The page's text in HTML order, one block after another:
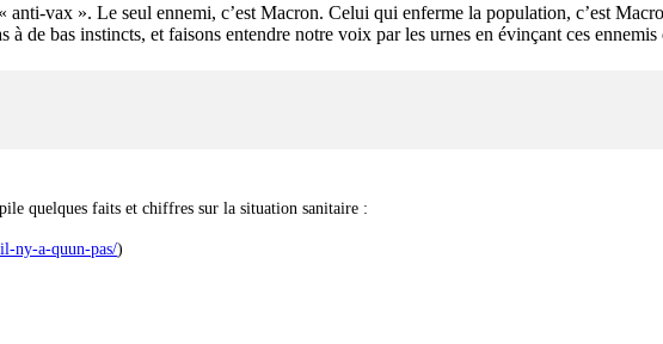
anti-vax ». Le seul ennemi, c’est Macron. Celui qui enferme la population, c’est
de bas instincts, et faisons entendre notre voix par les urnes en évinçant ces
quelques faits et chiffres sur la situation sanitaire :
ny-a-quun-pas/)